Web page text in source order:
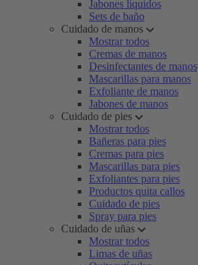
Jabones líquidos
Sets de baño
Cuidado de manos
Mostrar todos
Cremas de manos
Desinfectantes de manos
Mascarillas para manos
Exfoliante de manos
Jabones de manos
Cuidado de pies
Mostrar todos
Bañeras para pies
Cremas para pies
Mascarillas para pies
Exfoliantes para pies
Productos quita callos
Cuidado de pies
Spray para pies
Cuidado de uñas
Mostrar todos
Limas de uñas